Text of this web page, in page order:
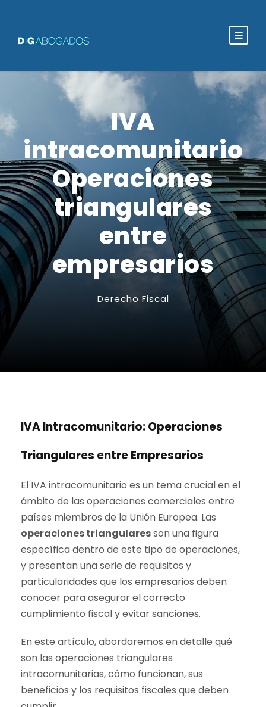
IVA
intracomunitario
Operaciones
triangulares
entre
empresarios
Derecho Fiscal
IVA Intracomunitario: Operaciones
Triangulares entre Empresarios
El IVA intracomunitario es un tema crucial en el
ámbito de las operaciones comerciales entre
países miembros de la Unión Europea. Las
operaciones triangularesson una figura
específica dentro de este tipo de operaciones,
y presentan una serie de requisitos y
particularidades que los empresarios deben
conocer para asegurar el correcto
cumplimiento fiscal y evitar sanciones.
En este artículo, abordaremos en detalle qué
son las operaciones triangulares
intracomunitarias, cómo funcionan, sus
beneficios y los requisitos fiscales que deben